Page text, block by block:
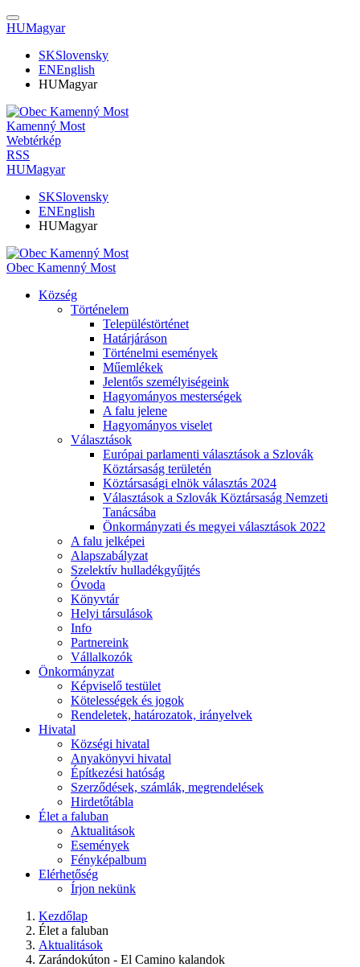
HUMagyar
SKSlovensky
ENEnglish
HUMagyar
Kamenný Most
Webtérkép
RSS
HUMagyar
SKSlovensky
ENEnglish
HUMagyar
Obec Kamenný Most
Község
Történelem
Településtörténet
Határjáráson
Történelmi események
Műemlékek
Jelentős személyiségeink
Hagyományos mesterségek
A falu jelene
Hagyományos viselet
Választások
Európai parlamenti választások a Szlovák
Köztársaság területén
Köztársasági elnök választás 2024
Választások a Szlovák Köztársaság Nemzeti
Tanácsába
Önkormányzati és megyei választások 2022
A falu jelképei
Alapszabályzat
Szelektív hulladékgyűjtés
Óvoda
Könyvtár
Helyi társulások
Info
Partnereink
Vállalkozók
Önkormányzat
Képviselő testület
Kötelességek és jogok
Rendeletek, határozatok, irányelvek
Hivatal
Községi hivatal
Anyakönyvi hivatal
Építkezési hatóság
Szerződések, számlák, megrendelések
Hirdetőtábla
Élet a faluban
Aktualitások
Események
Fényképalbum
Elérhetőség
Írjon nekünk
Kezdőlap
Élet a faluban
Aktualitások
Zarándokúton - El Camino kalandok